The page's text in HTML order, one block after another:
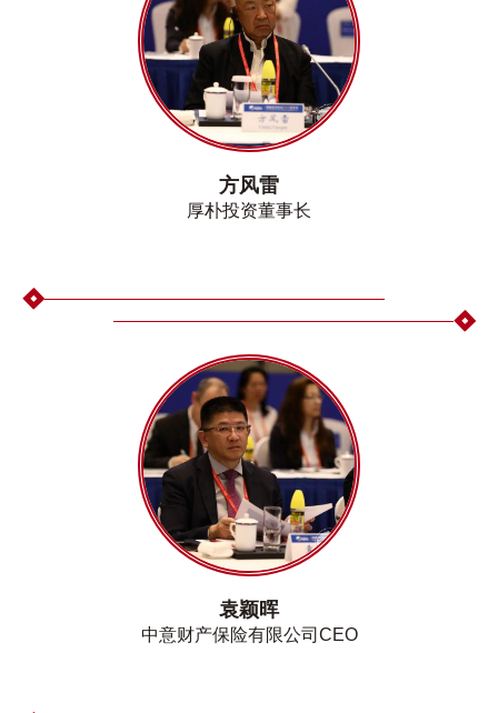
方风雷
厚朴投资董事长
袁颖晖
中意财产保险有限公司CEO